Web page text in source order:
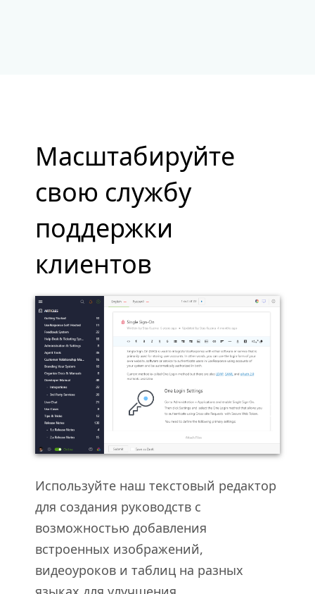
Масштабируйте
свою службу
поддержки
клиентов
Используйте наш текстовый редактор
для создания руководств с
возможностью добавления
встроенных изображений,
видеоуроков и таблиц на разных